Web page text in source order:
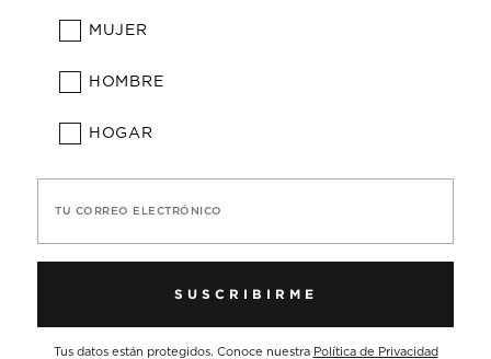
MUJER
HOMBRE
HOGAR
TU CORREO ELECTRÓNICO
SUSCRIBIRME
Tus datos están protegidos. Conoce nuestra Política de Privacidad